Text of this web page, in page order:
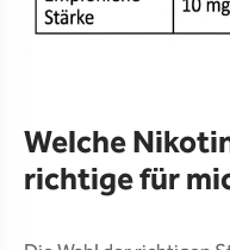
Welche
richtige für